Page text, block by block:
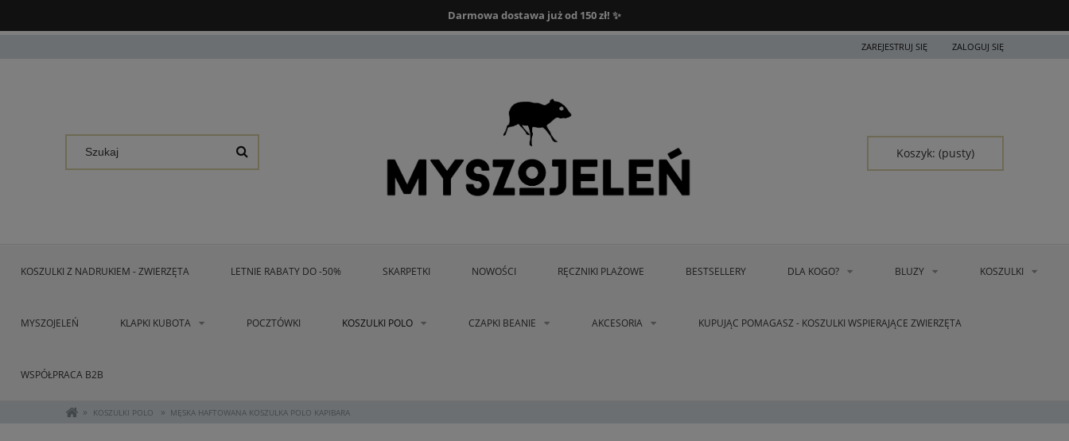
Darmowa dostawa od 150 zł.
Darmowa dostawa już od 150 zł! ✨
ZAREJESTRUJ SIĘ ZALOGUJ SIĘ
Koszyk: (pusty)
KOSZULKI Z NADRUKIEM - ZWIERZĘTA LETNIE RABATY DO -50% SKARPETKI NOWOŚCI RĘCZNIKI PLAŻOWE BESTSELLERY DLA KOGO? BLUZY KOSZULKI
MYSZOJELEŃ KLAPKI KUBOTA POCZTÓWKI KOSZULKI POLO CZAPKI BEANIE AKCESORIA KUPUJĄC POMAGASZ - KOSZULKI WSPIERAJĄCE ZWIERZĘTA
WSPÓŁPRACA B2B
» KOSZULKI POLO » MĘSKA HAFTOWANA KOSZULKA POLO KAPIBARA